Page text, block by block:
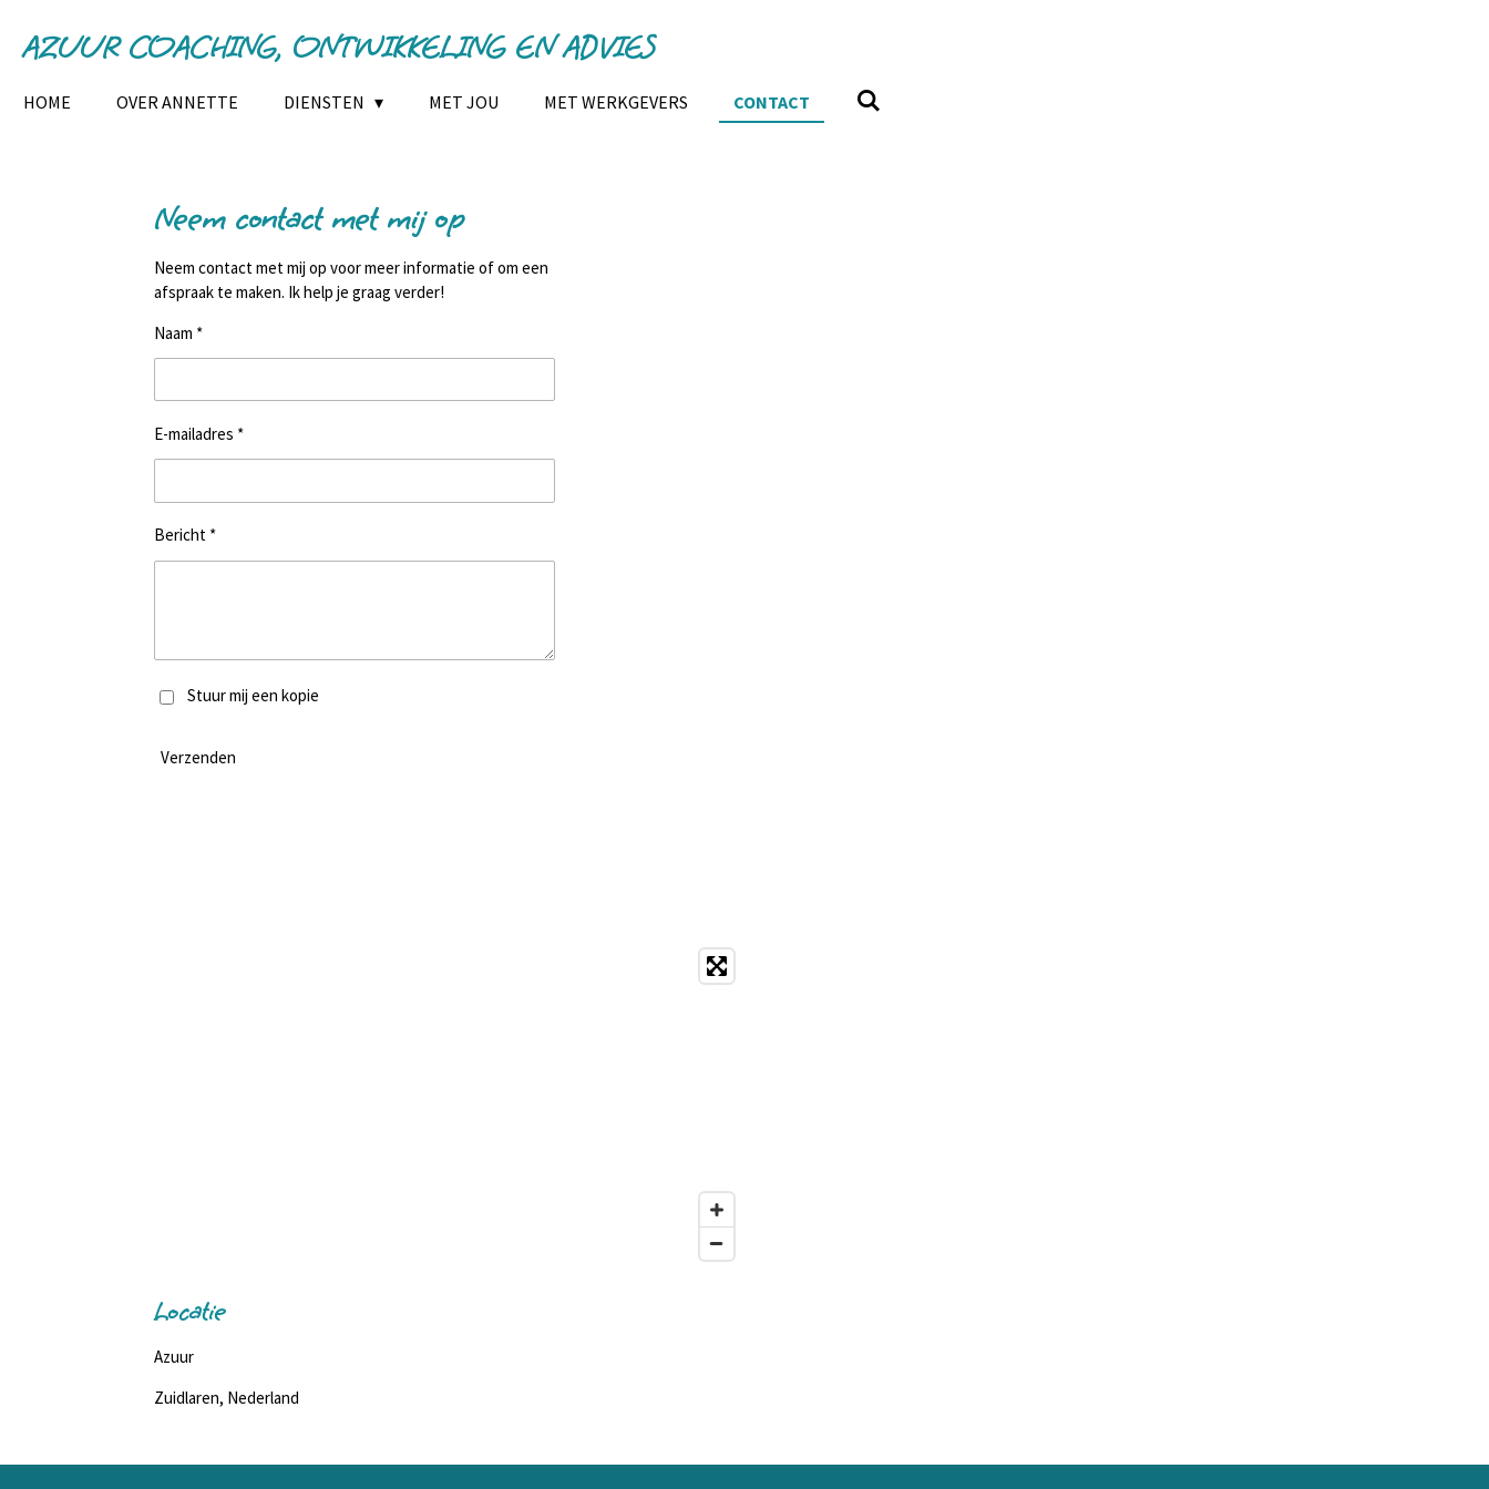
direct
de
AZUUR COACHING, ONTWIKKELING EN ADVIES
HOME OVER ANNETTE DIENSTEN MET JOU MET WERKGEVERS CONTACT
Neem contact met mij op
Neem contact met mij op voor meer informatie of om een
afspraak te maken. Ik help je graag verder!
Naam *
E-mailadres *
Bericht *
Stuur mij een kopie
Verzenden
Locatie
Azuur
Zuidlaren, Nederland